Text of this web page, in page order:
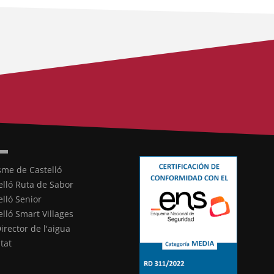
de Castelló
Ruta de Sabor
Senior
Smart Villages
de l'aigua